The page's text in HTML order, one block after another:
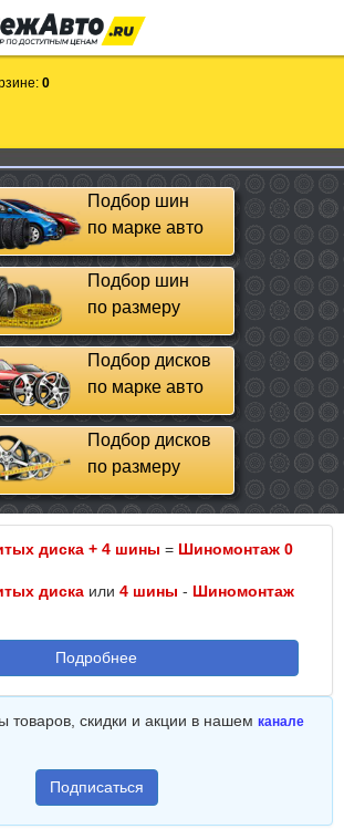
0
Подбор шин
по марке авто
Подбор шин
по размеру
Подбор дисков
по марке авто
Подбор дисков
по размеру
диска + 4 шины = Шиномонтаж 0
диска или 4 шины - Шиномонтаж
Подробнее
товаров, скидки и акции в нашем канале
Подписаться